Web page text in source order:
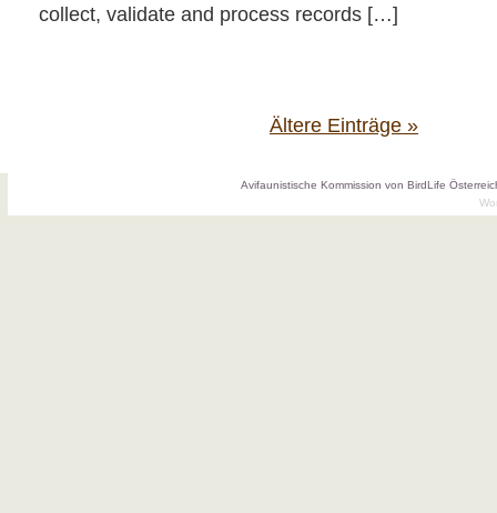
collect, validate and process records […]
Ältere Einträge »
Avifaunistische Kommission von BirdLife